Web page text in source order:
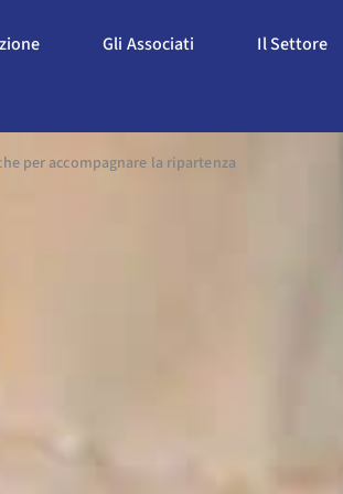
Apri L'Associazione
Gli Associati Apri Gli Associati
Il Settore
per accompagnare la ripartenza